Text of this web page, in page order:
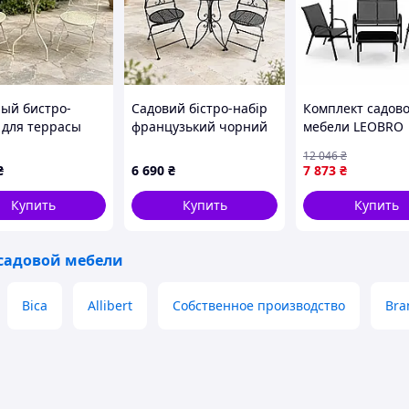
и комфортный комплект для обустройства
кресла, два пуфа и компактный столик,
сочетается с современными террасами,
бистро-
террасы
стол и
Гранд Презент
Купить
Садовий бістро-набір
французький чорний
стільці Гранд Презент
GP0133-B
6 690 ₴
Купить
Комплект
мебели LEOBRO
кресла, столик) с
подвесным
— Серый
7 873 ₴
12 046₴
Купить
мебели
Bica Allibert Собственное производство